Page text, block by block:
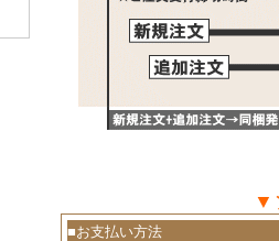
▼
■お支払い方法